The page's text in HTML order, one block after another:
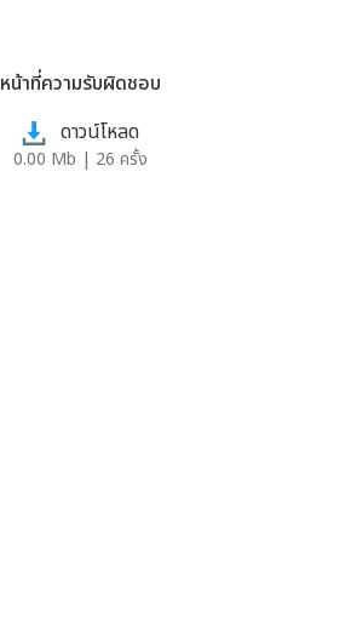
หน้าที่ความรับผิดชอบ
ดาวน์โหลด
0.00 Mb | 26 ครั้ง